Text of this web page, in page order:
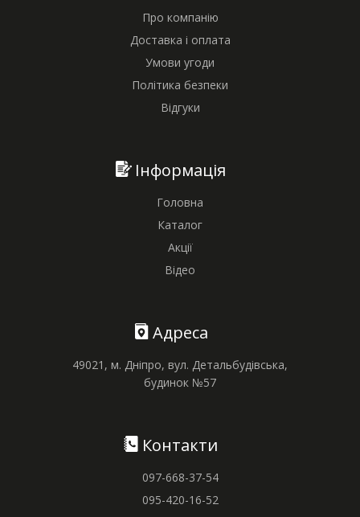
Про компанію
Доставка і оплата
Умови угоди
Політика безпеки
Відгуки
Інформація
Головна
Каталог
Акції
Відео
Адреса
49021, м. Дніпро, вул. Детальбудівська,
будинок №57
Контакти
097-668-37-54
095-420-16-52